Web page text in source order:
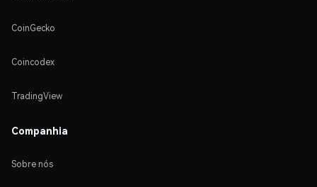
CoinGecko
Coincodex
TradingView
Companhia
Sobre nós